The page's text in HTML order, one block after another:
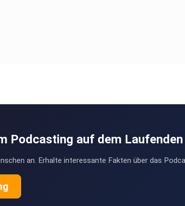
Podcasting auf dem Laufenden
an. Erhalte interessante Fakten über das